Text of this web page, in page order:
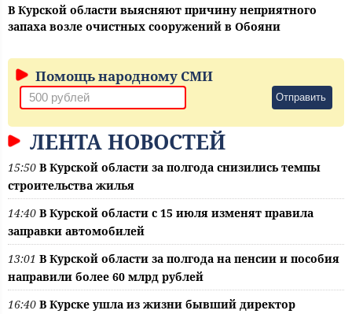
В Курской области выясняют причину неприятного
запаха возле очистных сооружений в Обояни
Помощь народному СМИ
Отправить
ЛЕНТА НОВОСТЕЙ
15:50 В Курской области за полгода снизились темпы
строительства жилья
14:40 В Курской области с 15 июля изменят правила
заправки автомобилей
13:01 В Курской области за полгода на пенсии и пособия
направили более 60 млрд рублей
16:40 В Курске ушла из жизни бывший директор